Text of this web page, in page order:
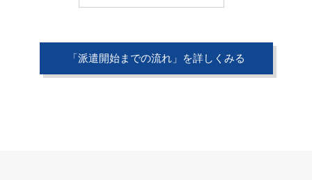
「派遣開始までの流れ」を詳しくみる